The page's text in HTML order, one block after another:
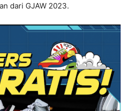
dari GJAW 2023.